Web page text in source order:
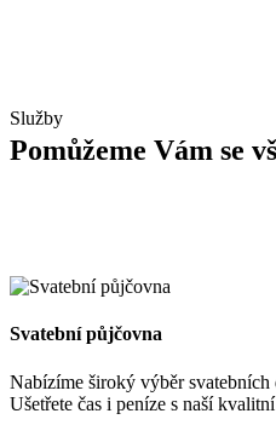
Služby
Pomůžeme Vám se
Svatební půjčovna
Nabízíme široký výběr
Ušetřete čas i peníze s naší